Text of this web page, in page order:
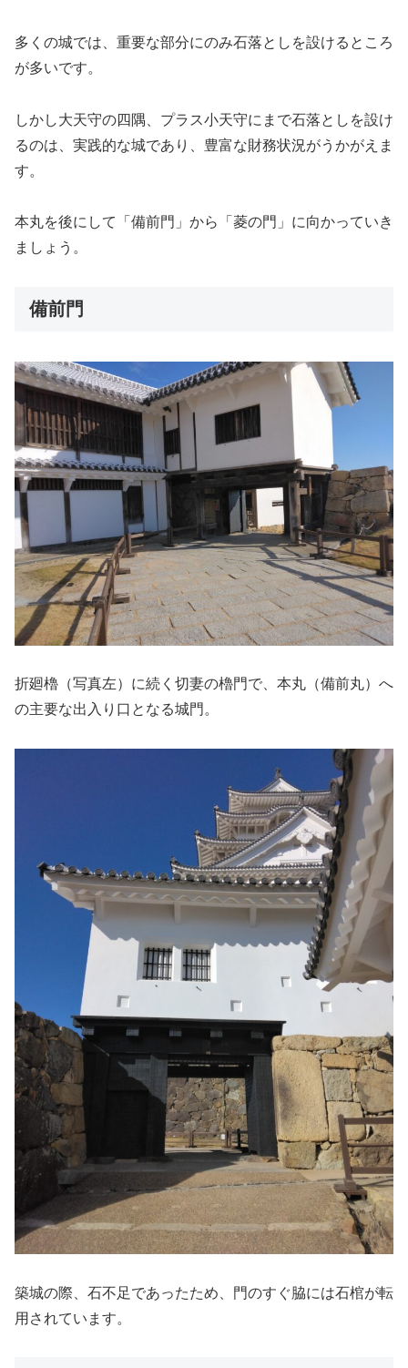
多くの城では、重要な部分にのみ石落としを設けるところ
が多いです。
しかし大天守の四隅、プラス小天守にまで石落としを設け
るのは、実践的な城であり、豊富な財務状況がうかがえま
す。
本丸を後にして「備前門」から「菱の門」に向かっていき
ましょう。
備前門
折廻櫓（写真左）に続く切妻の櫓門で、本丸（備前丸）へ
の主要な出入り口となる城門。
築城の際、石不足であったため、門のすぐ脇には石棺が転
用されています。